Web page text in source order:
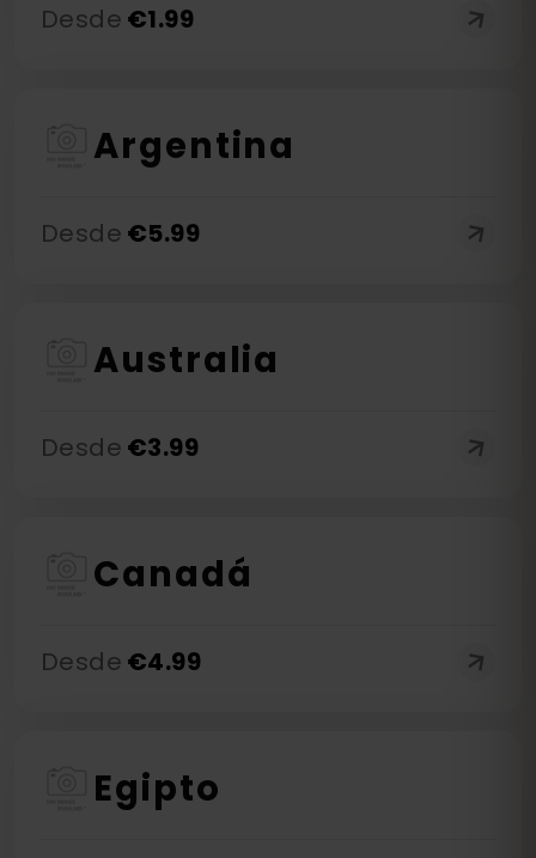
Desde €1.99
Argentina
Desde €5.99
Australia
Desde €3.99
Canadá
Desde €4.99
Egipto